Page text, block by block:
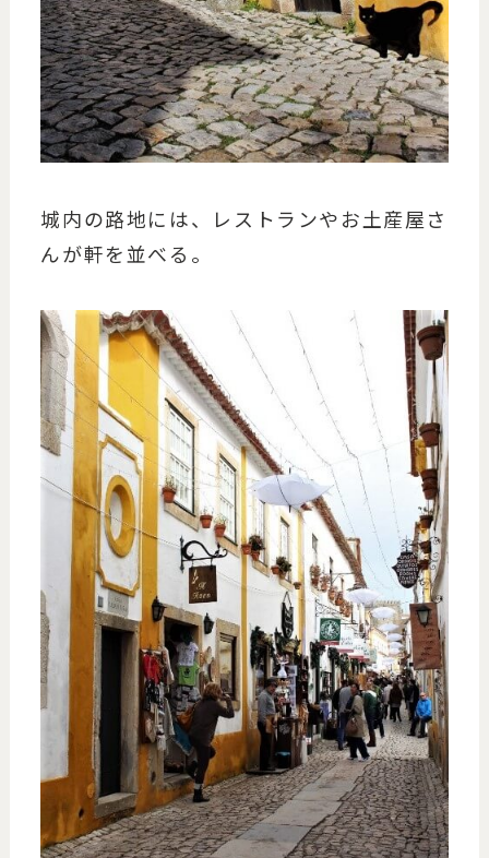
城内の路地には、レストランやお土産屋さ
んが軒を並べる。